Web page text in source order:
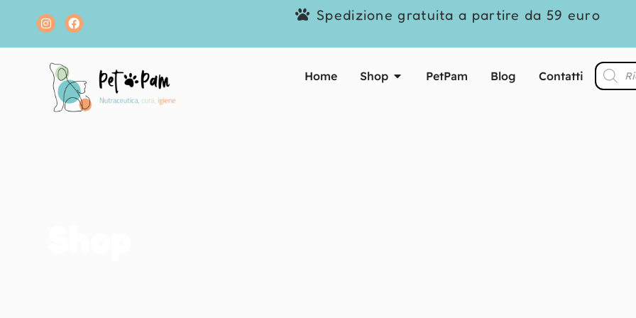
Spedizione gratuita a partire da 59 euro
Home Shop PetPam Blog Contatti